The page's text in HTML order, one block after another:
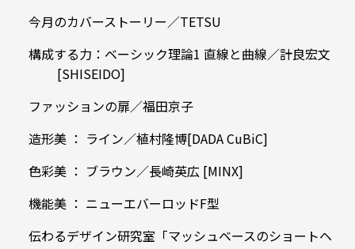
今月のカバーストーリー／TETSU
構成する力：ベーシック理論1 直線と曲線／計良宏文
[SHISEIDO]
ファッションの扉／福田京子
造形美 ： ライン／植村隆博[DADA CuBiC]
色彩美 ： ブラウン／長崎英広 [MINX]
機能美 ： ニューエバーロッドF型
伝わるデザイン研究室「マッシュベースのショートヘ